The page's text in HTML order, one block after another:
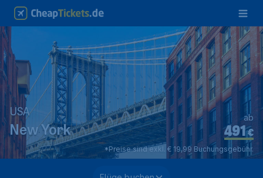
USA
New York €
491
ab
*Preise sind exkl. € 19,99 Buchungsgebühr.